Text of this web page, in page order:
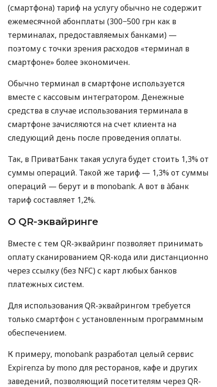
(смартфона) тариф на услугу обычно не содержит
ежемесячной абонплаты (300−500 грн как в
терминалах, предоставляемых банками) —
поэтому с точки зрения расходов «терминал в
смартфоне» более экономичен.
Обычно терминал в смартфоне используется
вместе с кассовым интегратором. Денежные
средства в случае использования терминала в
смартфоне зачисляются на счет клиента на
следующий день после проведения оплаты.
Так, в ПриватБанк такая услуга будет стоить 1,3% от
суммы операций. Такой же тариф — 1,3% от суммы
операций — берут и в monobank. А вот в àбанк
тариф составляет 1,2%.
О QR-эквайринге
Вместе с тем QR-эквайринг позволяет принимать
оплату сканированием QR-кода или дистанционно
через ссылку (без NFC) с карт любых банков
платежных систем.
Для использования QR-эквайрингом требуется
только смартфон с установленным программным
обеспечением.
К примеру, monobank разработал целый сервис
Expirenza by mono для ресторанов, кафе и других
заведений, позволяющий посетителям через QR-